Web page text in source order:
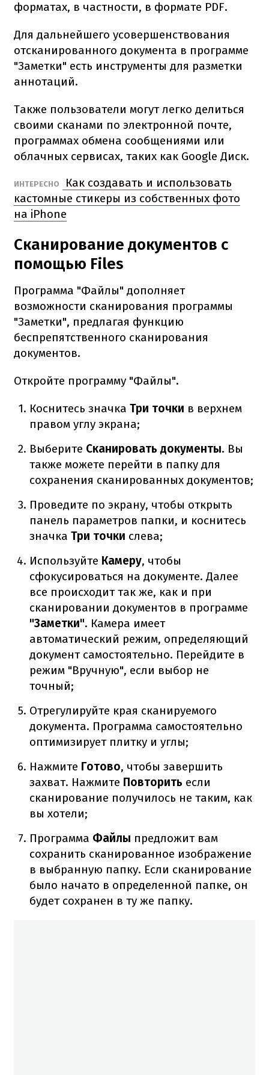
форматах, в частности, в формате PDF.
Для дальнейшего усовершенствования
отсканированного документа в программе
"Заметки" есть инструменты для разметки
аннотаций.
Также пользователи могут легко делиться
своими сканами по электронной почте,
программах обмена сообщениями или
облачных сервисах, таких как Google Диск.
ИНТЕРЕСНО
Как создавать и использовать
кастомные стикеры из собственных фото
на iPhone
Сканирование документов с
помощью Files
Программа "Файлы" дополняет
возможности сканирования программы
"Заметки", предлагая функцию
беспрепятственного сканирования
документов.
Откройте программу "Файлы".
Коснитесь значка Три точки в верхнем
правом углу экрана;
Выберите Сканировать документы. Вы
также можете перейти в папку для
сохранения сканированных документов;
Проведите по экрану, чтобы открыть
панель параметров папки, и коснитесь
значка Три точки слева;
Используйте Камеру, чтобы
сфокусироваться на документе. Далее
все происходит так же, как и при
сканировании документов в программе
"Заметки". Камера имеет
автоматический режим, определяющий
документ самостоятельно. Перейдите в
режим "Вручную", если выбор не
точный;
Отрегулируйте края сканируемого
документа. Программа самостоятельно
оптимизирует плитку и углы;
Нажмите Готово, чтобы завершить
захват. Нажмите Повторить если
сканирование получилось не таким, как
вы хотели;
Программа Файлы предложит вам
сохранить сканированное изображение
в выбранную папку. Если сканирование
было начато в определенной папке, он
будет сохранен в ту же папку.